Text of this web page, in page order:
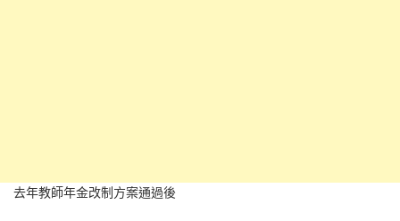
去年教師年金改制方案通過後